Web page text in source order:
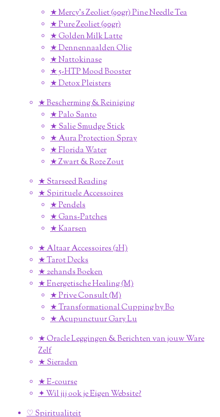
★ Mercy's Zeoliet (90gr) Pine Needle Tea
★ Pure Zeoliet (90gr)
★ Golden Milk Latte
★ Dennennaalden Olie
★ Nattokinase
★ 5-HTP Mood Booster
★ Detox Pleisters
★ Bescherming & Reiniging
★ Palo Santo
★ Salie Smudge Stick
★ Aura Protection Spray
★ Florida Water
★ Zwart & Roze Zout
★ Starseed Reading
★ Spirituele Accessoires
★ Pendels
★ Gans-Patches
★ Kaarsen
★ Altaar Accessoires (2H)
★ Tarot Decks
★ 2ehands Boeken
★ Energetische Healing (M)
★ Prive Consult (M)
★ Transformational Cupping by Bo
★ Acupunctuur Gary Lu
★ Oracle Leggingen & Berichten van jouw Ware
Zelf
★ Sieraden
★ E-course
✦ Wil jij ook je Eigen Website?
♡ Spiritualiteit